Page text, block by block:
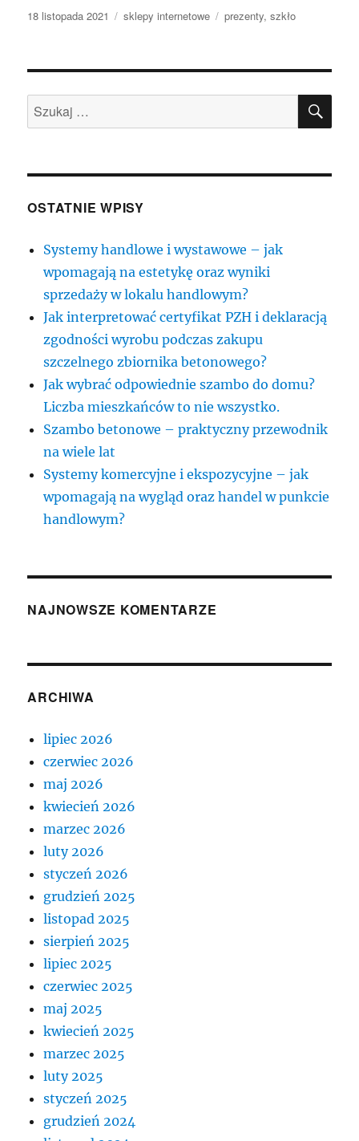
Data
18 listopada 2021 Kategorie
sklepy internetowe Tagi
prezenty,szkło
Szukaj:
OSTATNIE WPISY
Systemy handlowe i wystawowe – jak
wpomagają na estetykę oraz wyniki
sprzedaży w lokalu handlowym?
Jak interpretować certyfikat PZH i deklaracją
zgodności wyrobu podczas zakupu
szczelnego zbiornika betonowego?
Jak wybrać odpowiednie szambo do domu?
Liczba mieszkańców to nie wszystko.
Szambo betonowe – praktyczny przewodnik
na wiele lat
Systemy komercyjne i ekspozycyjne – jak
wpomagają na wygląd oraz handel w punkcie
handlowym?
NAJNOWSZE KOMENTARZE
ARCHIWA
lipiec 2026
czerwiec 2026
maj 2026
kwiecień 2026
marzec 2026
luty 2026
styczeń 2026
grudzień 2025
listopad 2025
sierpień 2025
lipiec 2025
czerwiec 2025
maj 2025
kwiecień 2025
marzec 2025
luty 2025
styczeń 2025
grudzień 2024